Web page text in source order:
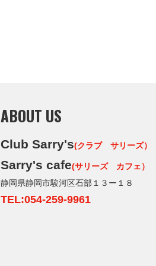
ABOUT US
Club Sarry's(クラブ サリーズ）
Sarry's cafe(サリーズ カフェ）
静岡県静岡市駿河区石部１３ー１８
TEL:054-259-9961